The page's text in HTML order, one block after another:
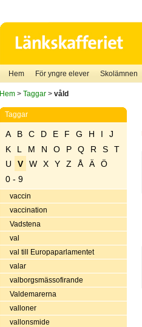
Hem För yngre elever Skolämnen
Hem> Taggar> våld
Taggar
A B C D E F G H I
J
K
L M N O P Q R S
T
U
V W X Y Z Å Ä
Ö
0 - 9
vaccin
vaccination
Vadstena
val
val till Europaparlamentet
valar
valborgsmässofirande
Valdemarerna
valloner
vallonsmide